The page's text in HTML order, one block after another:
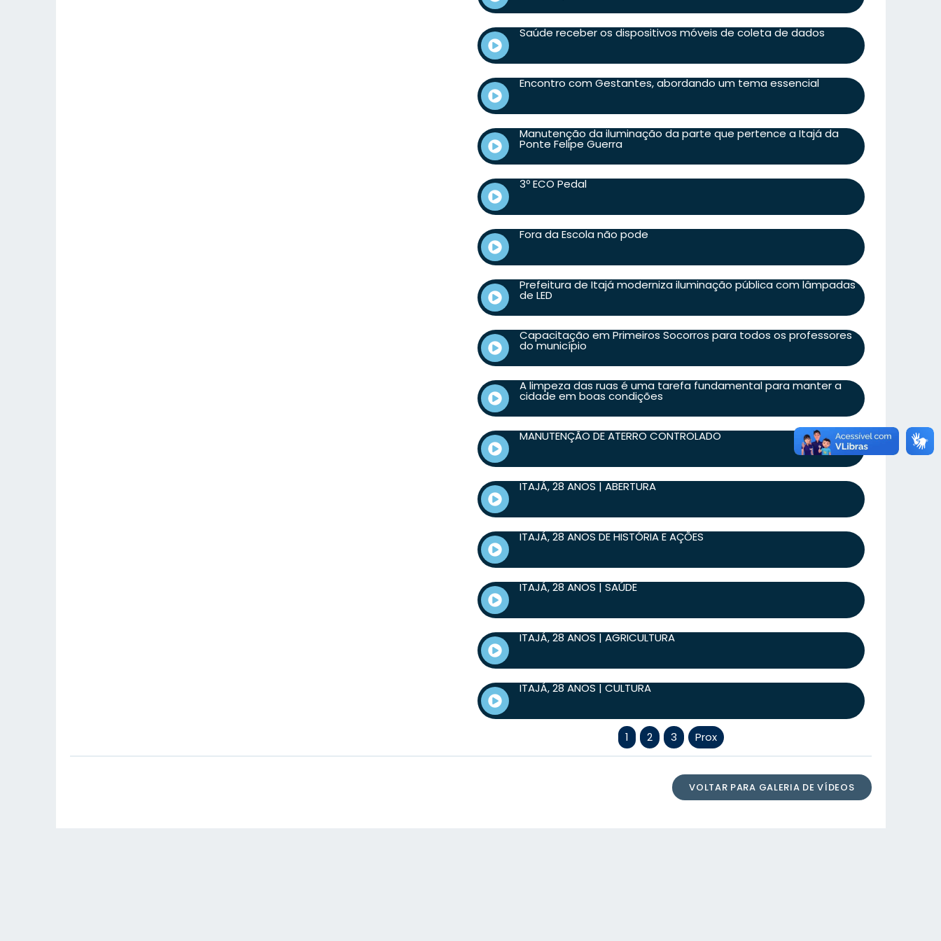
Saúde receber os dispositivos móveis de coleta de dados
Encontro com Gestantes, abordando um tema essencial
Manutenção da iluminação da parte que pertence a Itajá da
Ponte Felipe Guerra
3º ECO Pedal
Fora da Escola não pode
Prefeitura de Itajá moderniza iluminação pública com lâmpadas
de LED
Capacitação em Primeiros Socorros para todos os professores
do município
A limpeza das ruas é uma tarefa fundamental para manter a
cidade em boas condições
MANUTENÇÃO DE ATERRO CONTROLADO
ITAJÁ, 28 ANOS | ABERTURA
ITAJÁ, 28 ANOS DE HISTÓRIA E AÇÕES
ITAJÁ, 28 ANOS | SAÚDE
ITAJÁ, 28 ANOS | AGRICULTURA
ITAJÁ, 28 ANOS | CULTURA
1 2 3 Prox
VOLTAR PARA GALERIA DE VÍDEOS